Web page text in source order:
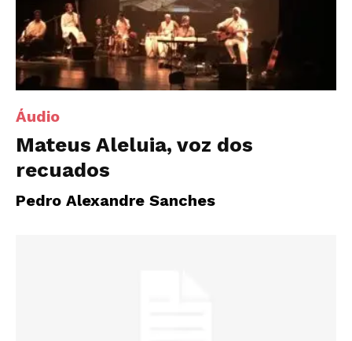
Áudio
Mateus Aleluia, voz dos
recuados
Pedro Alexandre Sanches